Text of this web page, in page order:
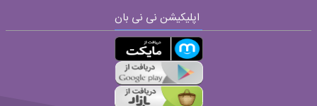
اپلیکیشن نی نی بان